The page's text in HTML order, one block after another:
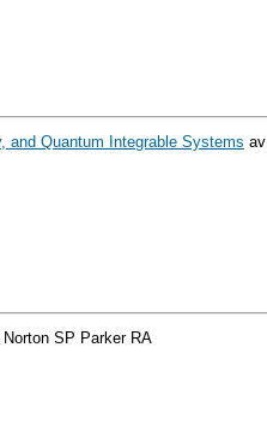
and Quantum Integrable Systems av
SP Parker RA